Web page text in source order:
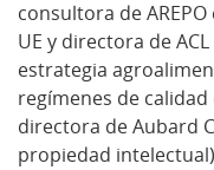
consultora de
UE y directora de
estrategia
regímenes de calidad
directora de Aubard
propiedad